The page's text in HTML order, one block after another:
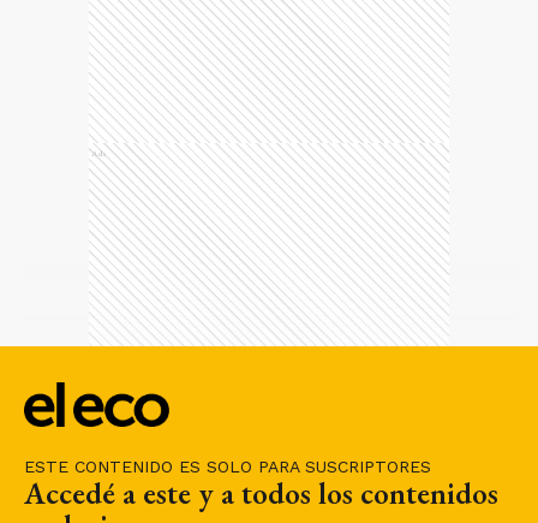
ESTE CONTENIDO ES SOLO PARA SUSCRIPTORES
Accedé a este y a todos los contenidos
Ads